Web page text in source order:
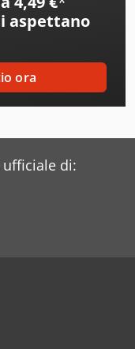
aspettano
ora
di: